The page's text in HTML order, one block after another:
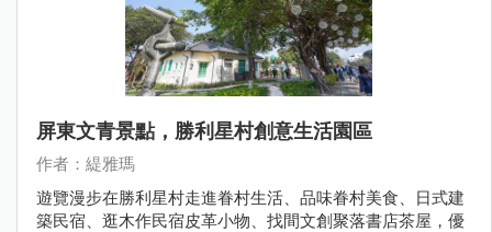
屏東文青景點，勝利星村創意生活園區
作者：緹雅瑪
遊覽漫步在勝利星村走進眷村生活、品味眷村美食、日式建
築民宿、逛木作民宿皮革小物、找間文創聚落書店茶屋，優